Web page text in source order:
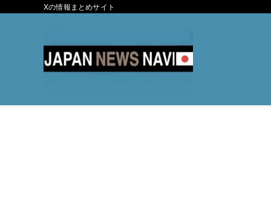
Xの情報まとめサイト